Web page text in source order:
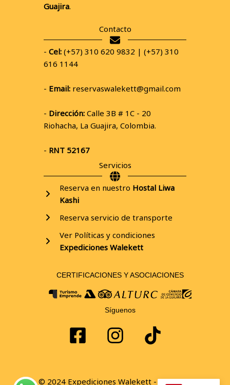
Guajira.
Contacto
- Cel: (+57) 310 620 9832 | (+57) 310
616 1144
- Email: reservaswalekett@gmail.com
- Dirección: Calle 3B # 1C - 20
Riohacha, La Guajira, Colombia.
- RNT 52167
Servicios
Reserva en nuestro Hostal Liwa
Kashi
Reserva servicio de transporte
Ver Políticas y condiciones
Expediciones Walekett
CERTIFICACIONES Y ASOCIACIONES
Síguenos
© 2024 Expediciones Walekett - All rights